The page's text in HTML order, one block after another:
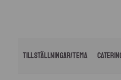
Tillställningar/Tema